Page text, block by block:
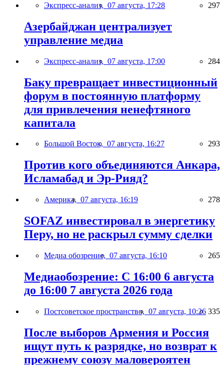
Экспресс-анализ, 07 августа, 17:28 297
Азербайджан централизует
управление медиа
Экспресс-анализ, 07 августа, 17:00 284
Баку превращает инвестиционный
форум в постоянную платформу
для привлечения ненефтяного
капитала
Большой Восток, 07 августа, 16:27 293
Против кого объединяются Анкара,
Исламабад и Эр-Рияд?
Америка, 07 августа, 16:19 278
SOFAZ инвестировал в энергетику
Перу, но не раскрыл сумму сделки
Медиа обозрение, 07 августа, 16:10 265
Медиаобозрение: С 16:00 6 августа
до 16:00 7 августа 2026 года
Постсоветское пространство, 07 августа, 10:26 335
После выборов Армения и Россия
ищут путь к разрядке, но возврат к
прежнему союзу маловероятен